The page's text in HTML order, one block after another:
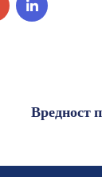
Вредност